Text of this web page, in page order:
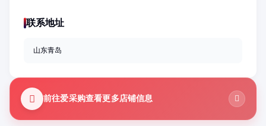
联系地址
山东青岛
前往爱采购查看更多店铺信息